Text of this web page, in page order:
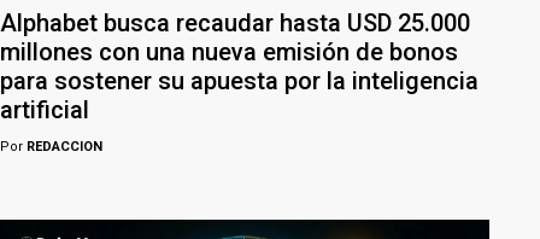
Alphabet busca recaudar hasta USD 25.000
millones con una nueva emisión de bonos
para sostener su apuesta por la inteligencia
artificial
Por REDACCION